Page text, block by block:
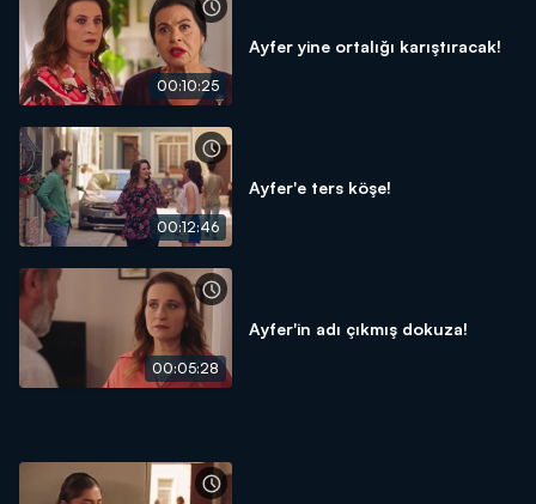
00:10:25
Ayfer yine ortalığı karıştıracak!
00:12:46
Ayfer'e ters köşe!
00:05:28
Ayfer'in adı çıkmış dokuza!